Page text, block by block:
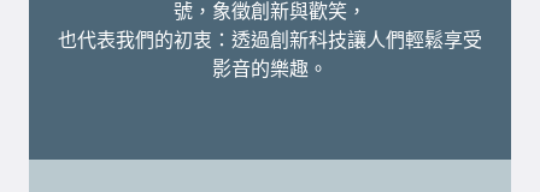
號，象徵創新與歡笑，
也代表我們的初衷：透過創新科技讓人們輕鬆享受
影音的樂趣。